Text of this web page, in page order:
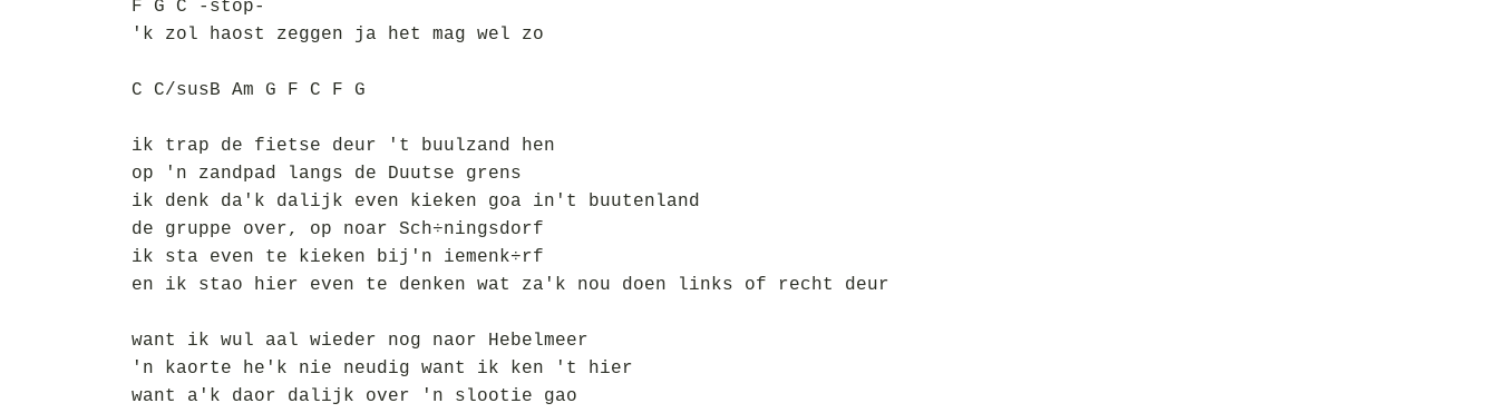
F G C -stop-
'k zol haost zeggen ja het mag wel zo
C C/susB Am G F C F G
ik trap de fietse deur 't buulzand hen
op 'n zandpad langs de Duutse grens
ik denk da'k dalijk even kieken goa in't buutenland
de gruppe over, op noar Sch÷ningsdorf
ik sta even te kieken bij'n iemenk÷rf
en ik stao hier even te denken wat za'k nou doen links of recht deur
want ik wul aal wieder nog naor Hebelmeer
'n kaorte he'k nie neudig want ik ken 't hier
want a'k daor dalijk over 'n slootie gao